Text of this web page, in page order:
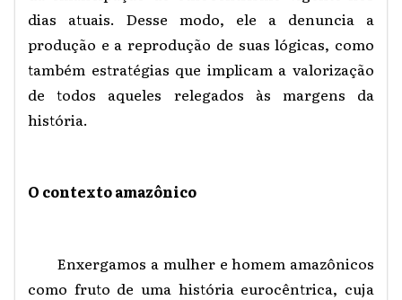
dias atuais. Desse modo, ele a denuncia a
produção e a reprodução de suas lógicas, como
também estratégias que implicam a valorização
de todos aqueles relegados às margens da
história.
O contexto amazônico
Enxergamos a mulher e homem amazônicos
como fruto de uma história eurocêntrica, cuja